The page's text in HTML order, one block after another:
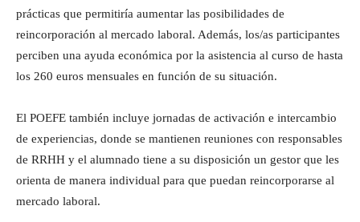
prácticas que permitiría aumentar las posibilidades de
reincorporación al mercado laboral. Además, los/as participantes
perciben una ayuda económica por la asistencia al curso de hasta
los 260 euros mensuales en función de su situación.
El POEFE también incluye jornadas de activación e intercambio
de experiencias, donde se mantienen reuniones con responsables
de RRHH y el alumnado tiene a su disposición un gestor que les
orienta de manera individual para que puedan reincorporarse al
mercado laboral.